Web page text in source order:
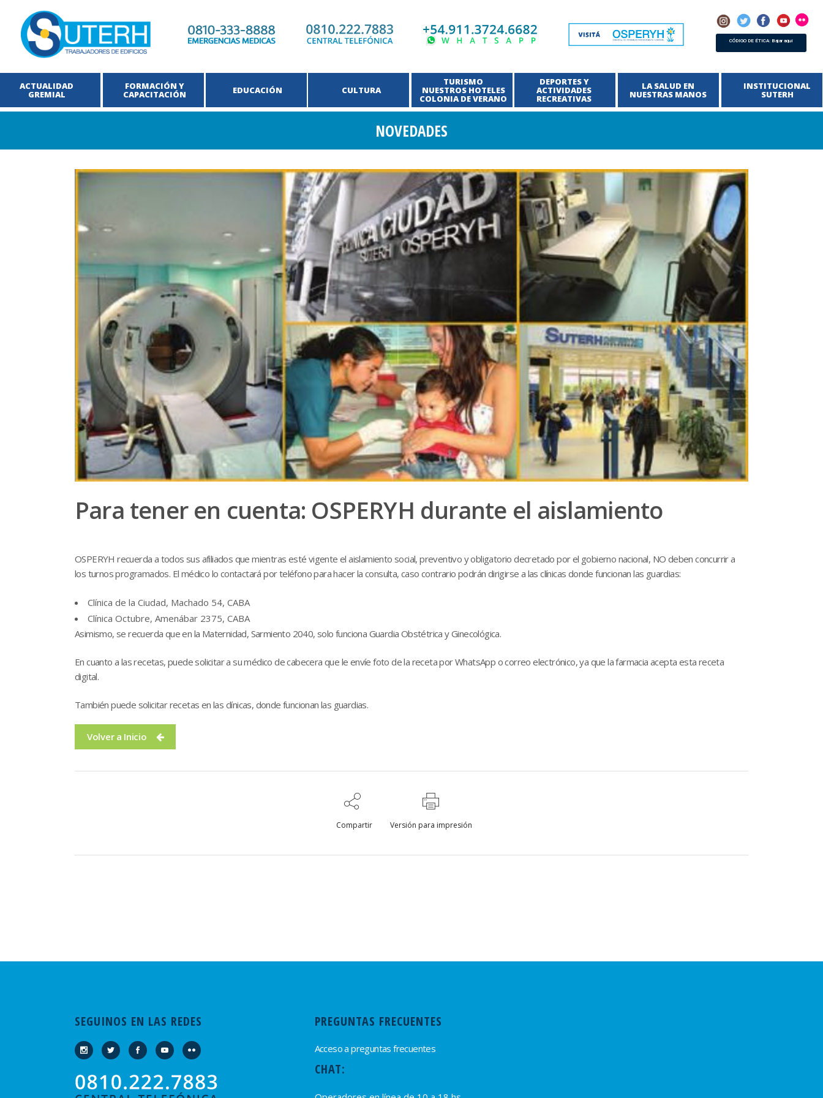
CÓDIGO DE ÉTICA: Bajar aquí
ACTUALIDAD
GREMIAL EDUCACIÓN CULTURA
TURISMO
NUESTROS HOTELES
COLONIA DE VERANO
DEPORTES Y
ACTIVIDADES
RECREATIVAS
LA SALUD EN
NUESTRAS MANOS
INSTITUCIONAL
SUTERH
FORMACIÓN Y
CAPACITACIÓN
NOVEDADES
Para tener en cuenta: OSPERYH durante el aislamiento
OSPERYH recuerda a todos sus afiliados que mientras esté vigente el aislamiento social, preventivo y obligatorio decretado por el gobierno nacional, NO deben concurrir a
los turnos programados. El médico lo contactará por teléfono para hacer la consulta, caso contrario podrán dirigirse a las clínicas donde funcionan las guardias:
Clínica de la Ciudad, Machado 54, CABA
Clínica Octubre, Amenábar 2375, CABA
Asimismo, se recuerda que en la Maternidad, Sarmiento 2040, solo funciona Guardia Obstétrica y Ginecológica.
En cuanto a las recetas, puede solicitar a su médico de cabecera que le envíe foto de la receta por WhatsApp o correo electrónico, ya que la farmacia acepta esta receta
digital.
También puede solicitar recetas en las clínicas, donde funcionan las guardias.
Volver a Inicio
Compartir Versión para impresión
SEGUINOS EN LAS REDES PREGUNTAS FRECUENTES
Acceso a preguntas frecuentes
CHAT: